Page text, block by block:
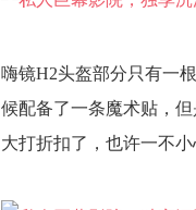
嗨镜H2头盔部分只有一
候配备了一条魔术贴，
大打折扣了，也许一不小